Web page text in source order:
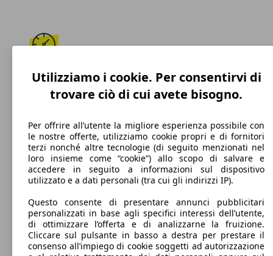
184 km/h
Velocità massima
Diesel
Carburante
194 g/km
Emissioni di CO2 (combinato)*
Utilizziamo i cookie. Per consentirvi di
trovare ciò di cui avete bisogno.
Per offrire all’utente la migliore esperienza possibile con
le nostre offerte, utilizziamo cookie propri e di fornitori
terzi nonché altre tecnologie (di seguito menzionati nel
loro insieme come “cookie”) allo scopo di salvare e
accedere in seguito a informazioni sul dispositivo
utilizzato e a dati personali (tra cui gli indirizzi IP).
Questo consente di presentare annunci pubblicitari
personalizzati in base agli specifici interessi dell’utente,
di ottimizzare l’offerta e di analizzarne la fruizione.
Cliccare sul pulsante in basso a destra per prestare il
consenso all’impiego di cookie soggetti ad autorizzazione